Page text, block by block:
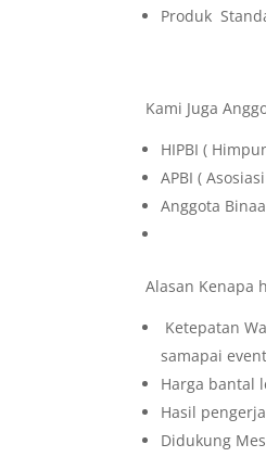
Produk
Kami Juga
HIPBI (
APBI (
Anggota
Alasan Kenapa
Ketepatan
samapai
Harga bantal
Hasil
Didukung